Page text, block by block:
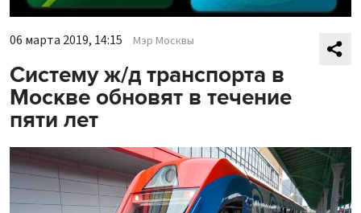
06 марта 2019, 14:15 Мэр Москвы
Систему ж/д транспорта в
Москве обновят в течение
пяти лет